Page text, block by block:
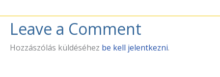
Leave a Comment
Hozzászólás küldéséhez be kell jelentkezni.